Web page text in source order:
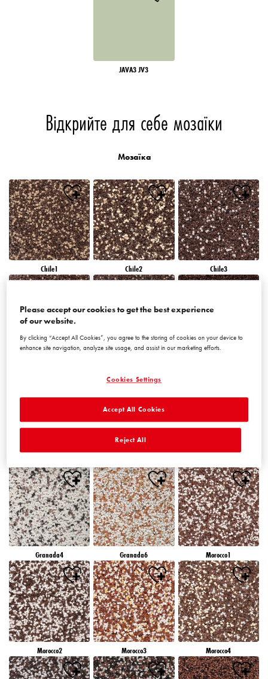
JAVA3 JV3
Відкрийте для себе мозаїки
Мозаїка
Chile1 Chile2 Chile3
Granada4 Granada6 Morocco1
Morocco2 Morocco3 Morocco4
Please accept our cookies to get the best experience
of our website.
By clicking “Accept All Cookies”, you agree to the storing of cookies on your device to
enhance site navigation, analyze site usage, and assist in our marketing efforts.
Cookies Settings
Reject All
Accept All Cookies